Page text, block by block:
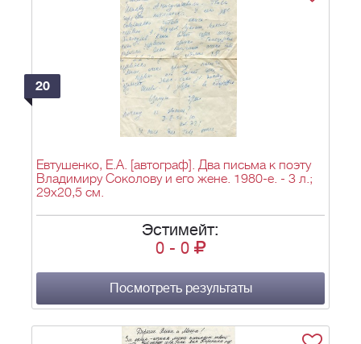
20
Евтушенко, Е.А. [автограф]. Два письма к поэту
Владимиру Соколову и его жене. 1980-е. - 3 л.;
29х20,5 см.
Эстимейт:
0 - 0
Посмотреть результаты